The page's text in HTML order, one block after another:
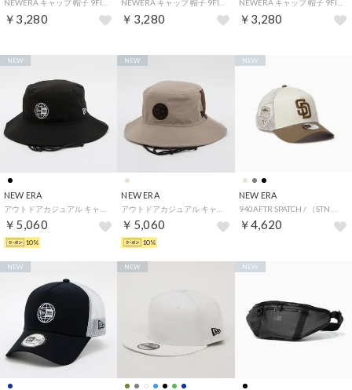
￥3,280 ￥3,280 ￥3,280
NEW ERA
￥5,060
NEW
10%
NEW ERA
￥5,060
NEW
10%
NEW ERA
￥4,620
NEW
NEW NEW NEW